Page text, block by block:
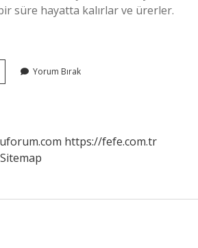
süre hayatta kalırlar ve ürerler.
Yorum Bırak
https://fefe.com.tr
Sitemap